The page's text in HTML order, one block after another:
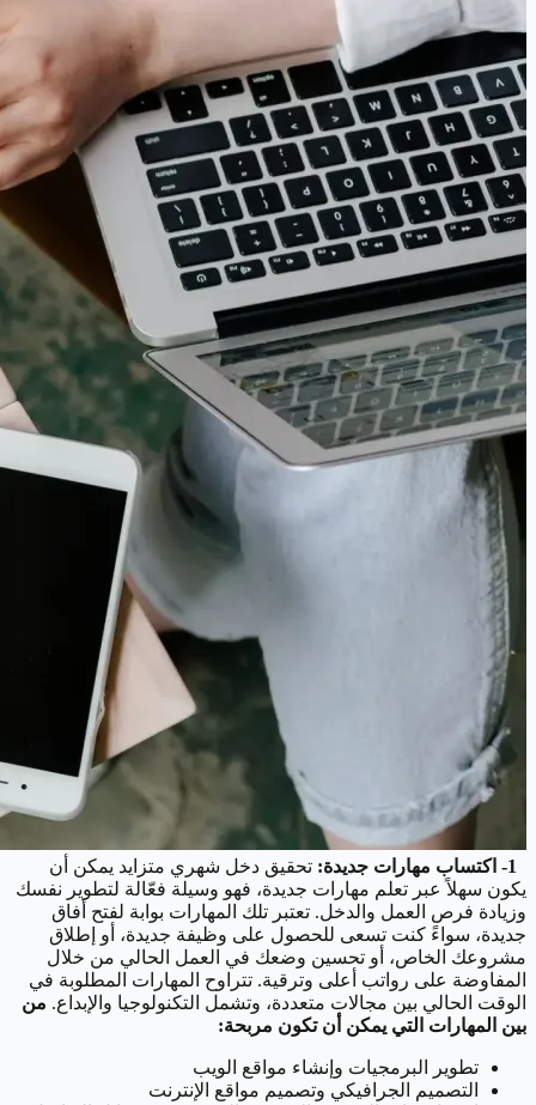
1- اكتساب مهارات جديدة:
تحقيق دخل شهري متزايد يمكن أن
يكون سهلاً عبر تعلم مهارات جديدة، فهو وسيلة فعّالة لتطوير نفسك
وزيادة فرص العمل والدخل. تعتبر تلك المهارات بوابة لفتح أفاق
جديدة، سواءً كنت تسعى للحصول على وظيفة جديدة، أو إطلاق
مشروعك الخاص، أو تحسين وضعك في العمل الحالي من خلال
المفاوضة على رواتب أعلى وترقية. تتراوح المهارات المطلوبة في
الوقت الحالي بين مجالات متعددة، وتشمل التكنولوجيا والإبداع. من
بين المهارات التي يمكن أن تكون مربحة:
تطوير البرمجيات وإنشاء مواقع الويب
التصميم الجرافيكي وتصميم مواقع الإنترنت